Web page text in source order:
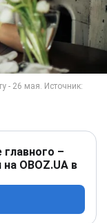
главного –
OBOZ.UA в